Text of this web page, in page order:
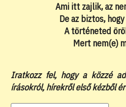
Ami itt zajlik, az
De az biztos,
A történeted
Mert nem(e)
Iratkozz fel, hogy a közzé
írásokról, hírekről első kézből